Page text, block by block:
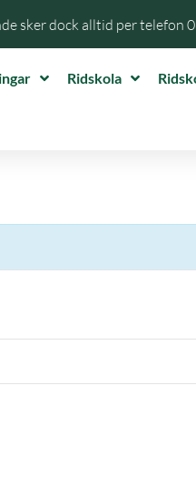
sker dock alltid per telefon
Ridskola